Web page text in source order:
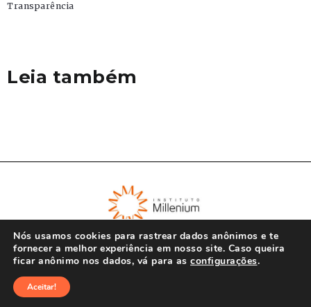
Transparência
Leia também
Nós usamos cookies para rastrear dados anônimos e te
fornecer a melhor experiência em nosso site. Caso queira
ficar anônimo nos dados, vá para as configurações.
Aceitar!